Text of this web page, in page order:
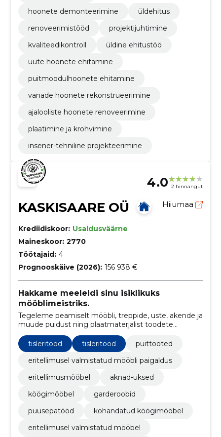
hoonete demonteerimine
üldehitus
renoveerimistööd
projektijuhtimine
kvaliteedikontroll
üldine ehitustöö
uute hoonete ehitamine
puitmoodulhoonete ehitamine
vanade hoonete rekonstrueerimine
ajalooliste hoonete renoveerimine
plaatimine ja krohvimine
insener-tehniline projekteerimine
4.0 2 hinnangut
KASKISAARE OÜ Hiiumaa
Krediidiskoor: Usaldusväärne
Maineskoor: 2770
Töötajaid: 4
Prognooskäive (2026): 156 938 €
Hakkame meeleldi sinu isiklikuks
mööblimeistriks.
Tegeleme peamiselt mööbli, treppide, uste, akende ja
muude puidust ning plaatmaterjalist toodete
valmistamisega eritellimusel.
tisleritööd
tisleritööd
puittooted
eritellimusel valmistatud mööbli paigaldus
eritellimusmööbel
aknad-uksed
köögimööbel
garderoobid
puusepatööd
kohandatud köögimööbel
eritellimusel valmistatud mööbel